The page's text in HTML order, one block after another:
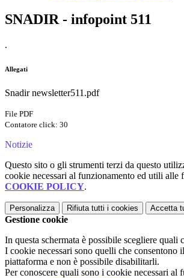
SNADIR - infopoint 511
.
Allegati
Snadir newsletter511.pdf
File PDF
Contatore click: 30
Notizie
Questo sito o gli strumenti terzi da questo
cookie necessari al funzionamento ed utili alle
COOKIE POLICY.
Personalizza Rifiuta tutti i cookies Accetta
Gestione cookie
In questa schermata è possibile scegliere quali
I cookie necessari sono quelli che consentono
piattaforma e non è possibile disabilitarli.
Per conoscere quali sono i cookie necessari al